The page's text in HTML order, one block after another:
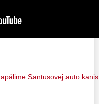
Santusovej auto